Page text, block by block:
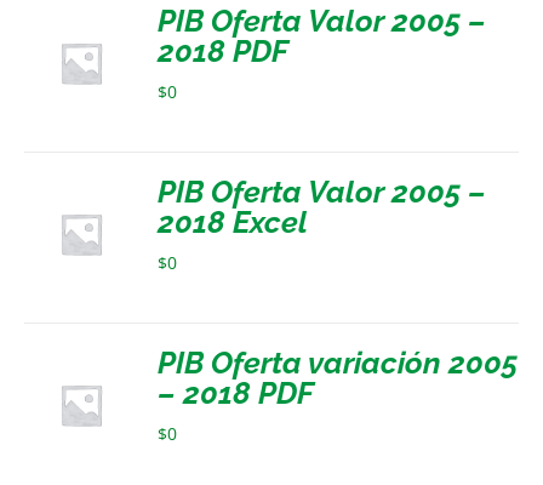
PIB Oferta Valor 2005 –
2018 PDF
$0
PIB Oferta Valor 2005 –
2018 Excel
$0
PIB Oferta variación 2005
– 2018 PDF
$0